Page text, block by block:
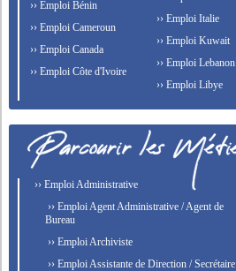
›› Emploi Bénin
›› Emploi Cameroun
›› Emploi Canada
›› Emploi Côte d'Ivoire
›› Emploi Italie
›› Emploi Kuwait
›› Emploi Lebanon
›› Emploi Libye
›› Emploi Administrative
›› Emploi Agent Administrative / Agent de
Bureau
›› Emploi Archiviste
›› Emploi Assistante de Direction / Secrétaire